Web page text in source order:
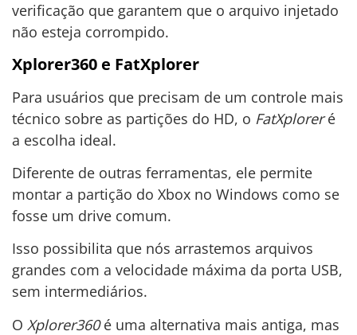
verificação que garantem que o arquivo injetado
não esteja corrompido.
Xplorer360 e FatXplorer
Para usuários que precisam de um controle mais
técnico sobre as partições do HD, o FatXploreré
a escolha ideal.
Diferente de outras ferramentas, ele permite
montar a partição do Xbox no Windows como se
fosse um drive comum.
Isso possibilita que nós arrastemos arquivos
grandes com a velocidade máxima da porta USB,
sem intermediários.
O Xplorer360é uma alternativa mais antiga, mas